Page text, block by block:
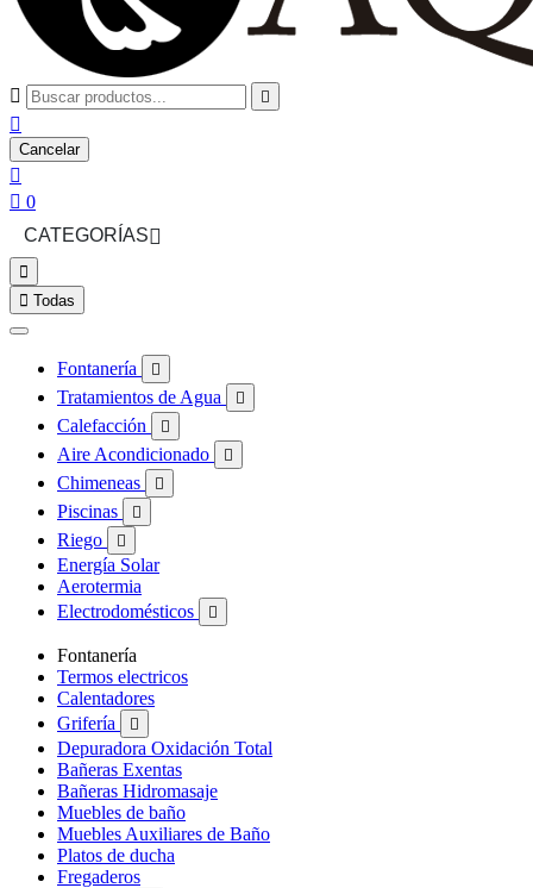
 

Cancelar

 0
CATEGORÍAS

 Todas
Fontanería 
Tratamientos de Agua 
Calefacción 
Aire Acondicionado 
Chimeneas 
Piscinas 
Riego 
Energía Solar
Aerotermia
Electrodomésticos

Fontanería
Termos electricos
Calentadores
Grifería

Depuradora Oxidación Total
Bañeras Exentas
Bañeras Hidromasaje
Muebles de baño
Muebles Auxiliares de Baño
Platos de ducha
Fregaderos